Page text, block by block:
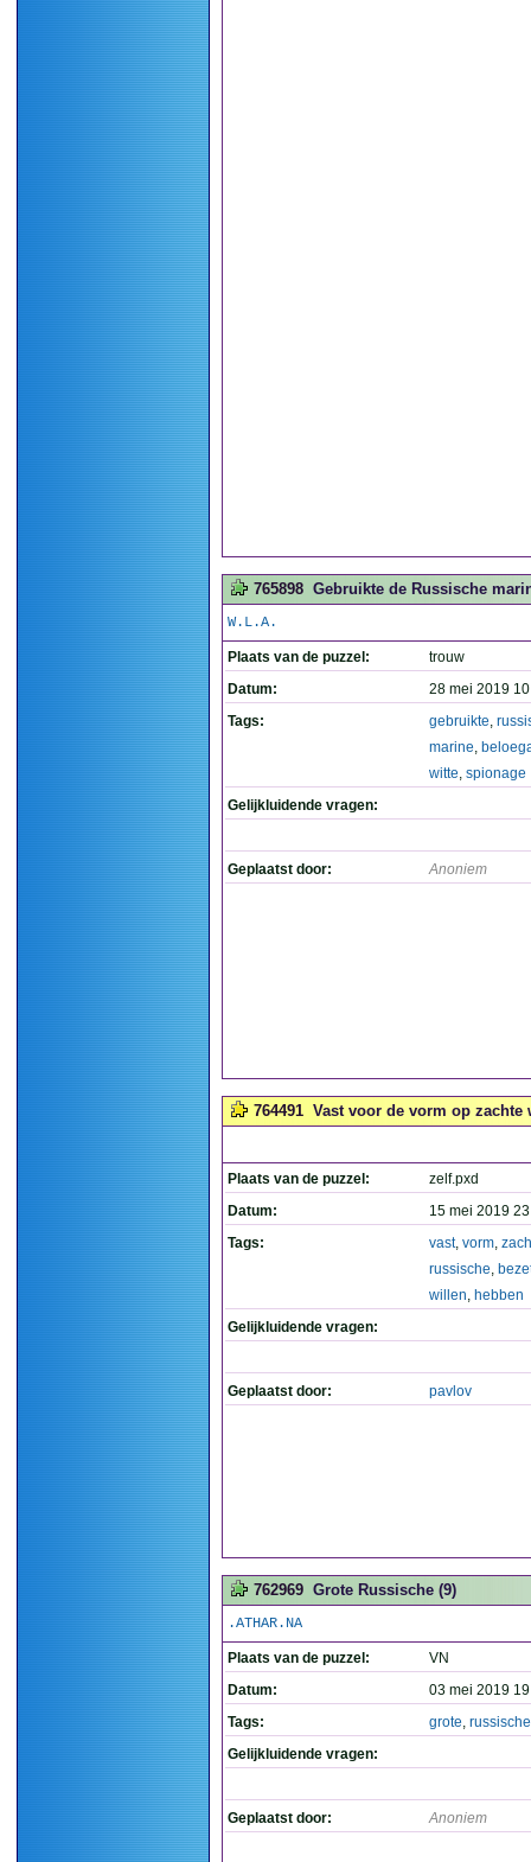
765898 Gebruikte de Russische
W.L.A.
Plaats van de puzzel:
trouw
Datum:
28 mei 2019
Tags:
gebruikte,
marine,
witte, spionage
Gelijkluidende vragen:
Geplaatst door: Anoniem
764491 Vast voor de vorm op zachte
Plaats van de puzzel:
zelf.pxd
Datum:
15 mei 2019
Tags:
vast, vorm,
russische,
willen, hebben
Gelijkluidende vragen:
Geplaatst door: pavlov
762969 Grote Russische (9)
.ATHAR.NA
Plaats van de puzzel:
VN
Datum:
03 mei 2019
Tags:
grote, russische
Gelijkluidende vragen:
Geplaatst door: Anoniem